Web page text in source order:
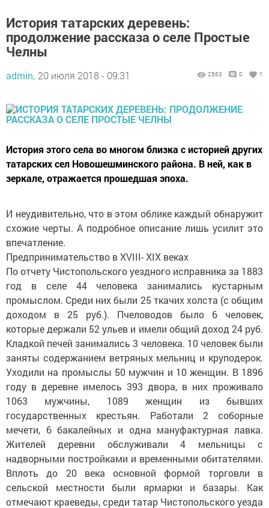
История татарских деревень:
продолжение рассказа о селе Простые
Челны
admin, 20 июля 2018 - 09:31 2563 0 1
История этого села во многом близка с историей других
татарских сел Новошешминского района. В ней, как в
зеркале, отражается прошедшая эпоха.
И неудивительно, что в этом облике каждый обнаружит
схожие черты. А подробное описание лишь усилит это
впечатление.
Предпринимательство в XVIII- XIX веках
По отчету Чистопольского уездного исправника за 1883
год в селе 44 человека занимались кустарным
промыслом. Среди них были 25 ткачих холста (с общим
доходом в 25 руб.). Пчеловодов было 6 человек,
которые держали 52 ульев и имели общий доход 24 руб.
Кладкой печей занимались 3 человека. 10 человек были
заняты содержанием ветряных мельниц и круподерок.
Уходили на промыслы 50 мужчин и 10 женщин. В 1896
году в деревне имелось 393 двора, в них проживало
1063 мужчины, 1089 женщин из бывших
государственных крестьян. Работали 2 соборные
мечети, 6 бакалейных и одна мануфактурная лавка.
Жителей деревни обслуживали 4 мельницы с
надворными постройками и временными обитателями.
Вплоть до 20 века основной формой торговли в
сельской местности были ярмарки и базары. Как
отмечают краеведы, среди татар Чистопольского уезда